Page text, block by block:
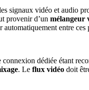
signaux vidéo et audio
provenir d’un mélangeur
entre
connexion dédiée étant
. Le flux vidéo doit